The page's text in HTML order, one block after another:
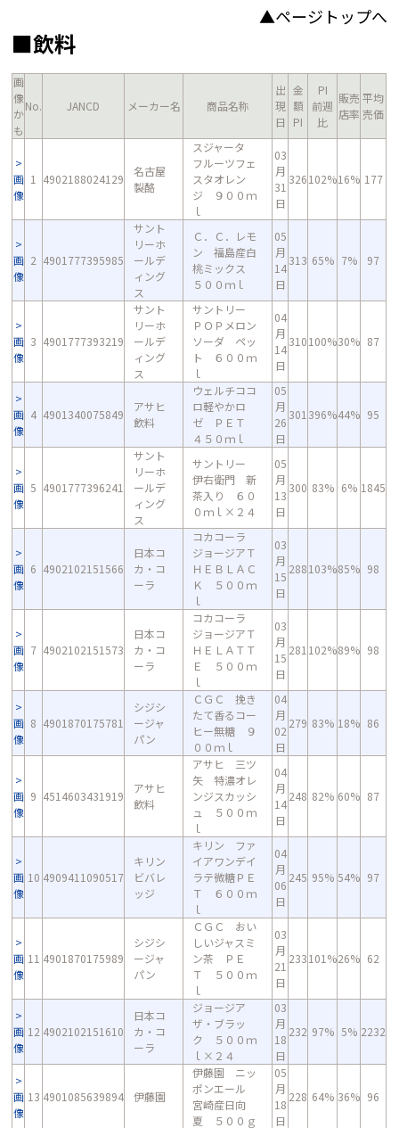
▲ページトップへ
■飲料
画
像
か
も
No. JANCD メーカー名 商品名称
出
現
日
金
額
PI
PI
前週
比
販売
店率
平均
売価
画
像
1 4902188024129
名古屋
製酪
スジャータ
フルーツフェ
スタオレン
ジ ９００ｍ
ｌ
03
月
31
日
326102%16% 177
画
像
2 4901777395985
サント
リーホ
ールデ
ィング
ス
Ｃ．Ｃ．レモ
ン 福島産白
桃ミックス
５００ｍｌ
05
月
14
日
313 65% 7% 97
画
像
3 4901777393219
サント
リーホ
ールデ
ィング
ス
サントリー
ＰＯＰメロン
ソーダ ペッ
ト ６００ｍ
ｌ
04
月
14
日
310100%30% 87
画
像
4 4901340075849
アサヒ
飲料
ウェルチココ
ロ軽やかロ
ゼ ＰＥＴ
４５０ｍｌ
05
月
26
日
301 396%44% 95
画
像
5 4901777396241
サント
リーホ
ールデ
ィング
ス
サントリー
伊右衛門 新
茶入り ６０
０ｍｌ×２４
05
月
13
日
300 83% 6% 1845
画
像
6 4902102151566
日本コ
カ・コ
ーラ
コカコーラ
ジョージアＴ
ＨＥＢＬＡＣ
Ｋ ５００ｍ
ｌ
03
月
15
日
288103%85% 98
画
像
7 4902102151573
日本コ
カ・コ
ーラ
コカコーラ
ジョージアＴ
ＨＥＬＡＴＴ
Ｅ ５００ｍ
ｌ
03
月
15
日
281 102%89% 98
画
像
8 4901870175781
シジシ
ージャ
パン
ＣＧＣ 挽き
たて香るコー
ヒー無糖 ９
００ｍｌ
04
月
02
日
279 83% 18% 86
画
像
9 4514603431919
アサヒ
飲料
アサヒ 三ツ
矢 特濃オレ
ンジスカッシ
ュ ５００ｍ
ｌ
04
月
14
日
248 82% 60% 87
画
像
10 4909411090517
キリン
ビバレ
ッジ
キリン ファ
イアワンデイ
ラテ微糖ＰＥ
Ｔ ６００ｍ
ｌ
04
月
06
日
245 95% 54% 97
画
像
11 4901870175989
シジシ
ージャ
パン
ＣＧＣ おい
しいジャスミ
ン茶 ＰＥ
Ｔ ５００ｍ
ｌ
03
月
21
日
233101%26% 62
画
像
12 4902102151610
日本コ
カ・コ
ーラ
ジョージア
ザ・ブラッ
ク ５００ｍ
ｌ×２４
03
月
18
日
232 97% 5% 2232
画
像
13 4901085639894 伊藤園
伊藤園 ニッ
ポンエール
宮崎産日向
夏 ５００ｇ
05
月
18
日
228 64% 36% 96